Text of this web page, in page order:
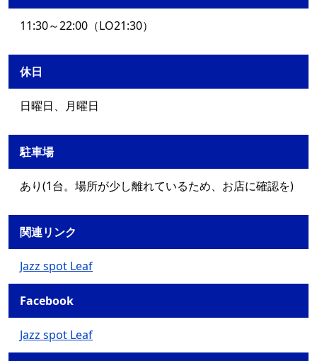
11:30～22:00（LO21:30）
休日
日曜日、月曜日
駐車場
あり(1台。場所が少し離れているため、お店に確認を)
関連リンク
Jazz spot Leaf
Facebook
Jazz spot Leaf